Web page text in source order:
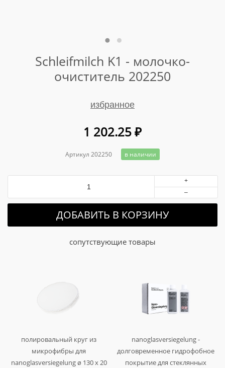
Schleifmilch K1 - молочко-
очиститель 202250
избранное
1 202.25₽
Артикул 202250 в наличии
+
–
ДОБАВИТЬ В КОРЗИНУ
сопутствующие товары
полировальный круг из
микрофибры для
nanoglasversiegelung ø 130 x 20
nanoglasversiegelung -
долговременное гидрофобное
покрытие для стеклянных